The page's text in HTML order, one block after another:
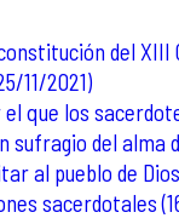
del XIII
11/2021)
que los
sufragio del alma
al pueblo de
sacerdotales